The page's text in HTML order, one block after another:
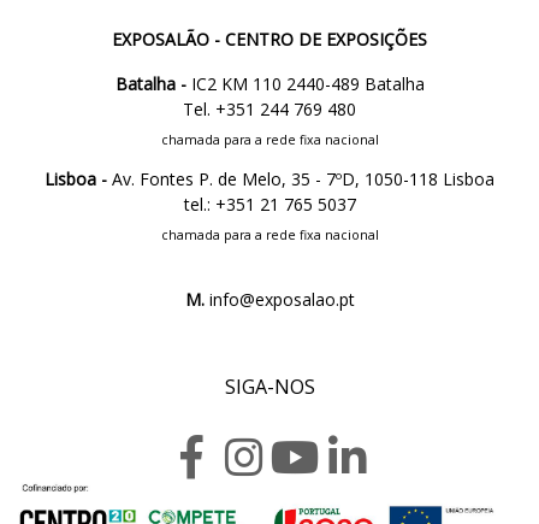
EXPOSALÃO - CENTRO DE EXPOSIÇÕES
Batalha -IC2 KM 110 2440-489 Batalha
Tel. +351 244 769 480
chamada para a rede fixa nacional
Lisboa - Av. Fontes P. de Melo, 35 - 7ºD, 1050-118 Lisboa
tel.: +351 21 765 5037
chamada para a rede fixa nacional
M.info@exposalao.pt
SIGA-NOS